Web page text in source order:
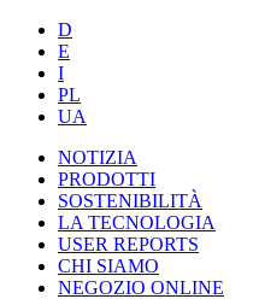
D
E
I
PL
UA
NOTIZIA
PRODOTTI
SOSTENIBILITÀ
LA TECNOLOGIA
USER REPORTS
CHI SIAMO
NEGOZIO ONLINE